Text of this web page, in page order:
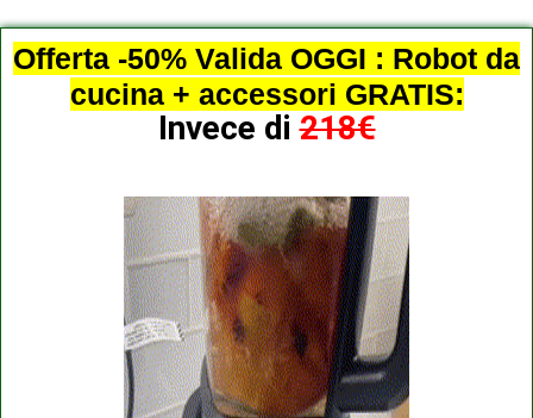
Offerta -50% Valida OGGI : Robot da
cucina + accessori GRATIS:
Invece di218€